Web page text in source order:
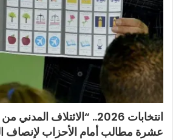
انتخابات 2026.. “الائتلاف
عشرة مطالب أمام الأحزاب لإنصاف